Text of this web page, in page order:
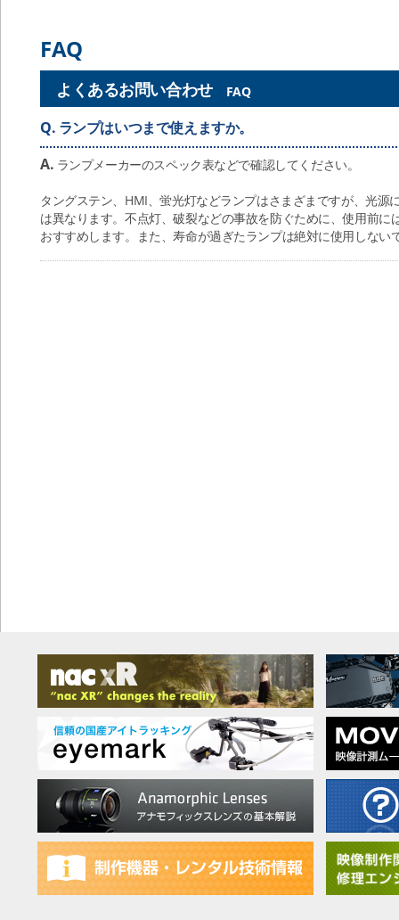
FAQ
よくあるお問い合わせ FAQ
Q. ランプはいつまで使えますか。
A. ランプメーカーのスペック表などで確認してください。
タングステン、HMI、蛍光灯などランプはさまざまですが、光源
は異なります。不点灯、破裂などの事故を防ぐために、使用前
おすすめします。また、寿命が過ぎたランプは絶対に使用しない